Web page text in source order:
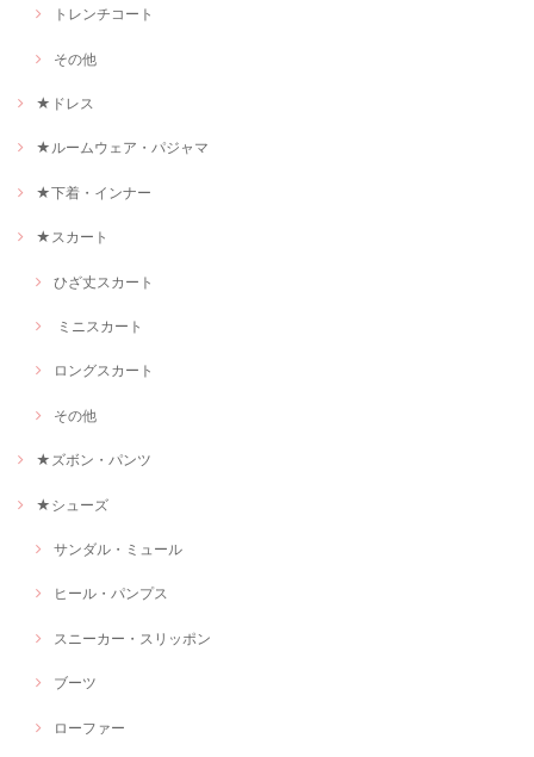
トレンチコート
その他
★ドレス
★ルームウェア・パジャマ
★下着・インナー
★スカート
ひざ丈スカート
ミニスカート
ロングスカート
その他
★ズボン・パンツ
★シューズ
サンダル・ミュール
ヒール・パンプス
スニーカー・スリッポン
ブーツ
ローファー